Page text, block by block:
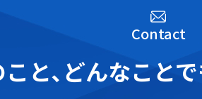
Contact
と､どんなこと